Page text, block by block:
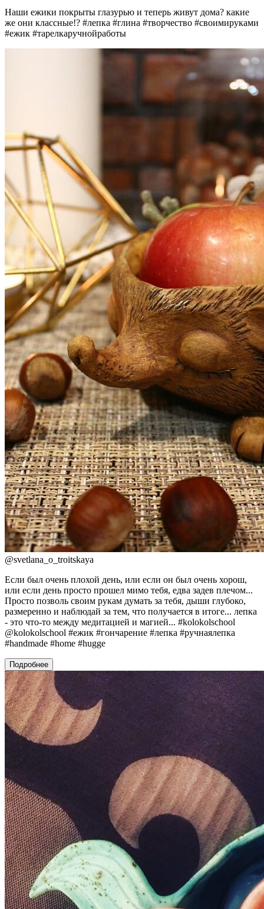
Наши ежики покрыты глазурью и теперь живут дома? какие
же они классные!? #лепка #глина #творчество #своимируками
#ежик #тарелкаручнойработы
@svetlana_o_troitskaya
Если был очень плохой день, или если он был очень хорош,
или если день просто прошел мимо тебя, едва задев плечом...
Просто позволь своим рукам думать за тебя, дыши глубоко,
размеренно и наблюдай за тем, что получается в итоге... лепка
- это что-то между медитацией и магией... #kolokolschool
@kolokolschool #ежик #гончарение #лепка #ручнаялепка
#handmade #home #hugge
Подробнее